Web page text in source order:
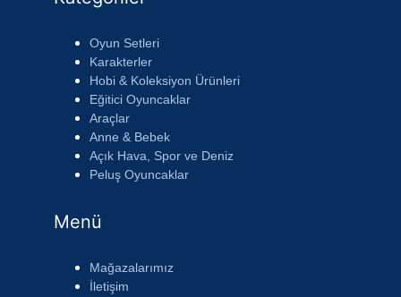
Oyun Setleri
Karakterler
Hobi & Koleksiyon Ürünleri
Eğitici Oyuncaklar
Araçlar
Anne & Bebek
Açık Hava, Spor ve Deniz
Peluş Oyuncaklar
Menü
Mağazalarımız
İletişim